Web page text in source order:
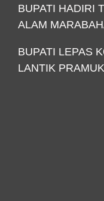
BUPATI HADIRI
ALAM
BUPATI LEPAS
LANTIK